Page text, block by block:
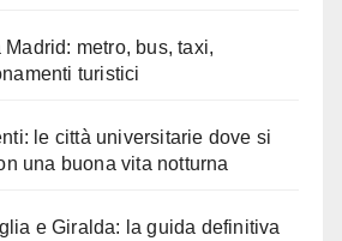
metro, bus, taxi,
turistici
le città universitarie dove si
una buona vita notturna
e Giralda: la guida definitiva